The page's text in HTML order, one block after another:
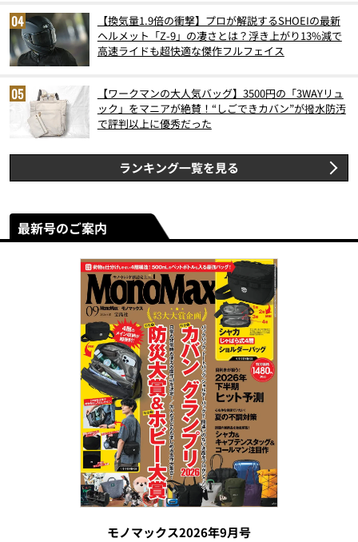
【換気量1.9倍の衝撃】プロが解説するSHOEIの最新
ヘルメット「Z-9」の凄さとは？浮き上がり13%減で
高速ライドも超快適な傑作フルフェイス
【ワークマンの大人気バッグ】3500円の「3WAYリュ
ック」をマニアが絶賛！“しごできカバン”が撥水防汚
で評判以上に優秀だった
ランキング一覧を見る
最新号のご案内
モノマックス2026年9月号